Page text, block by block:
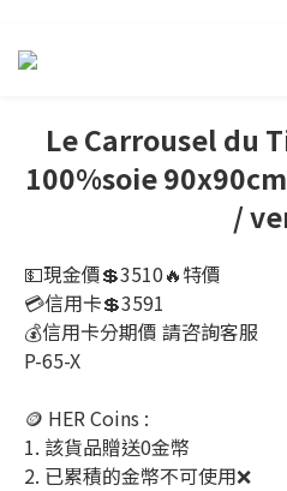
Le Carrousel du
100%soie
/
💵現金價💲3510🔥特價
💳信用卡💲3591
💰信用卡分期價 請咨詢客服
P-65-X
🪙 HER Coins :
1. 該貨品贈送0金幣
2. 已累積的金幣不可使用❌